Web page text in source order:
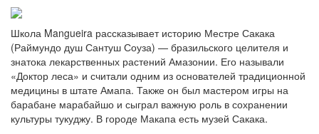
Школа Mangueira рассказывает историю Местре Сакака
(Раймундо душ Сантуш Соуза) — бразильского целителя и
знатока лекарственных растений Амазонии. Его называли
«Доктор леса» и считали одним из основателей традиционной
медицины в штате Амапа. Также он был мастером игры на
барабане марабайшо и сыграл важную роль в сохранении
культуры тукуджу. В городе Макапа есть музей Сакака.